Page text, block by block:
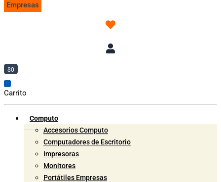
Empresas
$0
Carrito
Computo
Accesorios Computo
Computadores de Escritorio
Impresoras
Monitores
Portátiles Empresas